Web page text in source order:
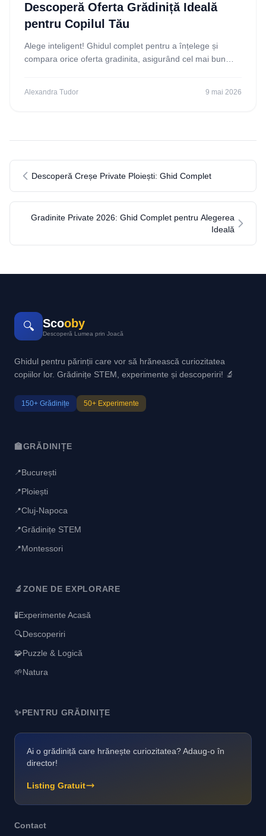
Descoperă Oferta Grădiniță Ideală
pentru Copilul Tău
Alege inteligent! Ghidul complet pentru a înțelege și
compara orice oferta gradinita, asigurând cel mai bun
Alexandra Tudor 9 mai 2026
Descoperă Creșe Private Ploiești: Ghid Complet
Gradinite Private 2026: Ghid Complet pentru Alegerea
Ideală
🔍 Scooby
Descoperă Lumea prin Joacă
Ghidul pentru părinții care vor să hrănească curiozitatea
copiilor lor. Grădinițe STEM, experimente și descoperiri! 🔬
150+ Grădinițe 50+ Experimente
🏫GRĂDINIȚE
📍București
📍Ploiești
📍Cluj-Napoca
📍Grădinițe STEM
📍Montessori
🔬 ZONE DE EXPLORARE
🧪Experimente Acasă
🔍Descoperiri
🧩Puzzle & Logică
🌱Natura
✨PENTRU GRĂDINIȚE
Ai o grădiniță care hrănește curiozitatea? Adaug-o în
director!
Listing Gratuit
Contact